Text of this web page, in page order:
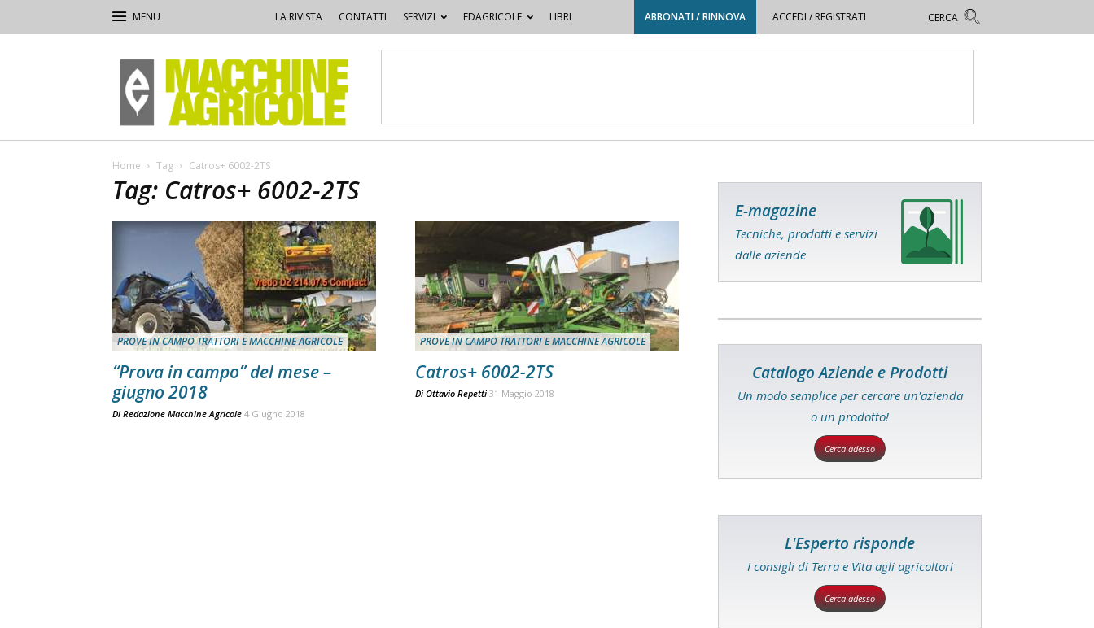
LA RIVISTA CONTATTI SERVIZI EDAGRICOLE LIBRI ABBONATI / RINNOVA ACCEDI / REGISTRATI
Macchine
Agricole
Home Tag Catros+ 6002-2TS
Tag: Catros+ 6002-2TS
PROVE IN CAMPO TRATTORI E MACCHINE AGRICOLE
“Prova in campo” del mese –
giugno 2018
Di Redazione Macchine Agricole 4 Giugno 2018
PROVE IN CAMPO TRATTORI E MACCHINE AGRICOLE
Catros+ 6002-2TS
Di Ottavio Repetti 31 Maggio 2018
E-magazine
Tecniche, prodotti e servizi
dalle aziende
Catalogo Aziende e Prodotti
Un modo semplice per cercare un'azienda
o un prodotto!
Cerca adesso
L'Esperto risponde
I consigli di Terra e Vita agli agricoltori
Cerca adesso